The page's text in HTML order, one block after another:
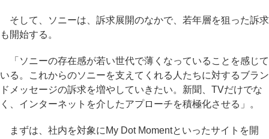
そして、ソニーは、訴求展開のなかで、若年層を狙った訴求
も開始する。
「ソニーの存在感が若い世代で薄くなっていることを感じて
いる。これからのソニーを支えてくれる人たちに対するブラン
ドメッセージの訴求を増やしていきたい。新聞、TVだけでな
く、インターネットを介したアプローチを積極化させる」。
まずは、社内を対象にMy Dot Momentといったサイトを開